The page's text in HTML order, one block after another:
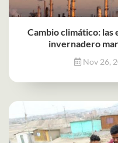
Cambio climático: las
invernadero
Nov 26,